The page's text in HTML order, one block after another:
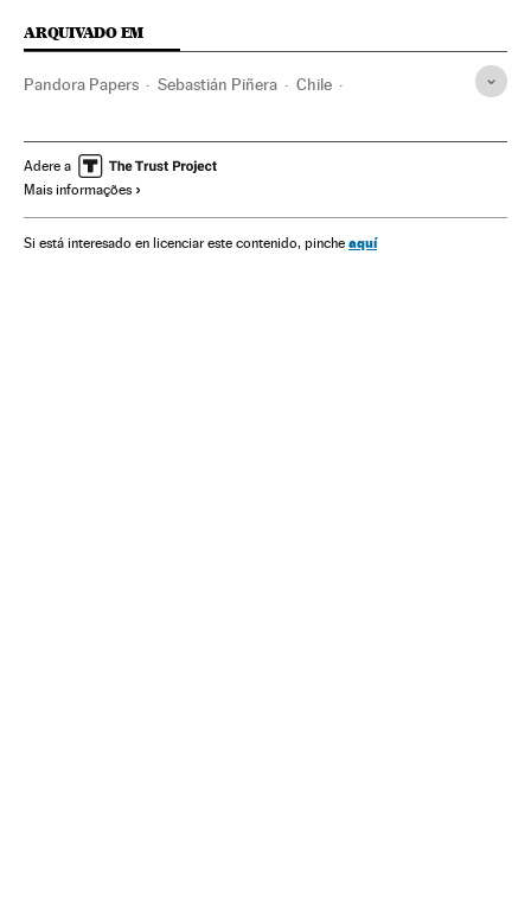
ARQUIVADO EM
Pandora Papers Sebastián Piñera Chile
América América Latina
Procuradoria
Adere a
Mais informações
Si está interesado en licenciar este contenido, pinche aquí